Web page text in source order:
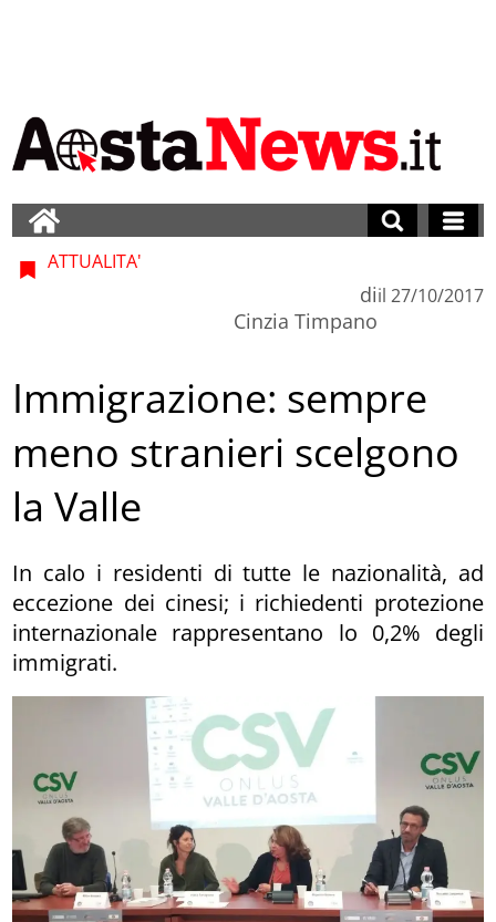
ATTUALITA'
di
Cinzia Timpano
il 27/10/2017
Immigrazione: sempre
meno stranieri scelgono
la Valle
In calo i residenti di tutte le nazionalità, ad
eccezione dei cinesi; i richiedenti protezione
internazionale rappresentano lo 0,2% degli
immigrati.